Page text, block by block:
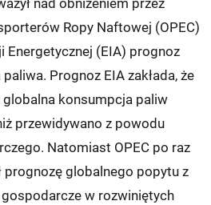
nad obniżeniem przez
Ropy Naftowej (OPEC)
Energetycznej (EIA) prognoz
Prognoz EIA zakłada, że
globalna konsumpcja paliw
przewidywano z powodu
Natomiast OPEC po raz
prognozę globalnego popytu z
w rozwiniętych